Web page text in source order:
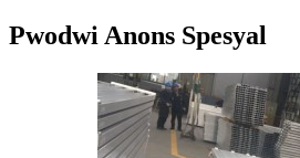
Pwodwi Anons Spesyal